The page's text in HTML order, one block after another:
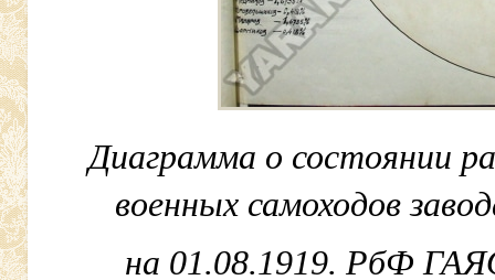
Диаграмма о состоянии
военных самоходов
на 01.08.1919. РбФ